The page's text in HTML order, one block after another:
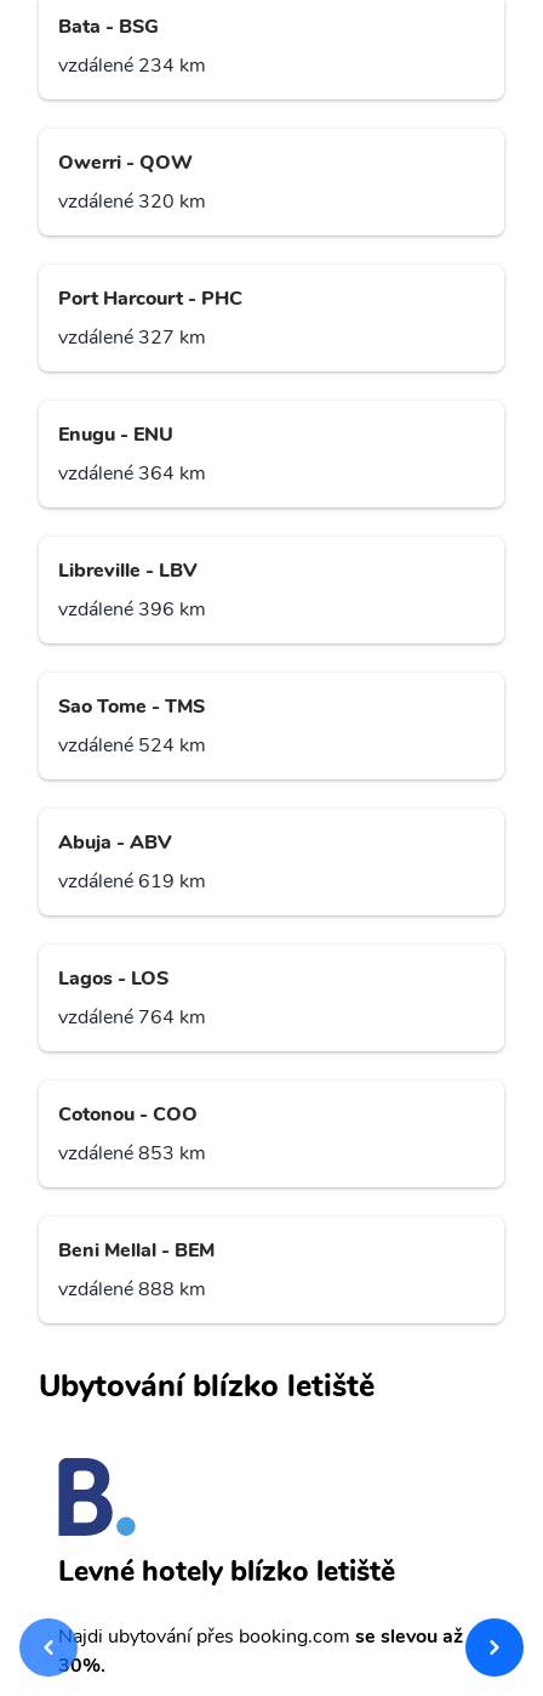
Bata - BSG
vzdálené 234 km
Owerri - QOW
vzdálené 320 km
Port Harcourt - PHC
vzdálené 327 km
Enugu - ENU
vzdálené 364 km
Libreville - LBV
vzdálené 396 km
Sao Tome - TMS
vzdálené 524 km
Abuja - ABV
vzdálené 619 km
Lagos - LOS
vzdálené 764 km
Cotonou - COO
vzdálené 853 km
Beni Mellal - BEM
vzdálené 888 km
Ubytování blízko letiště
Levné hotely blízko letiště
Najdi ubytování přes booking.com se slevou až
30%.